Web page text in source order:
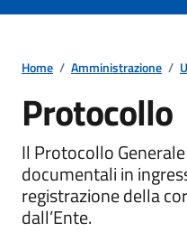
Home / Amministrazione /
Protocollo
Unità
Il Protocollo
documentali in
registrazione della
dall’Ente.